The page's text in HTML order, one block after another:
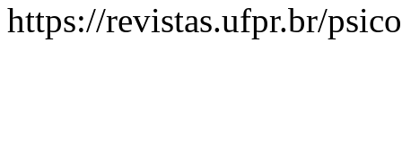
https://revistas.ufpr.br/